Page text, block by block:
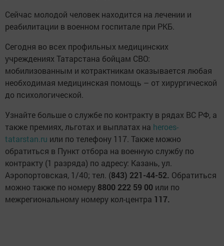
Сейчас молодой человек находится на лечении и
реабилитации в военном госпитале при РКБ.
Сегодня во всех профильных медицинских
учреждениях Татарстана бойцам СВО:
мобилизованным и котрактникам оказывается любая
необходимая медицинская помощь – от хирургической
до психологической.
Узнайте больше о службе по контракту в рядах ВС РФ, а
также премиях, льготах и выплатах на heroes-
tatarstan.ru или по телефону 117. Также можно
обратиться в Пункт отбора на военную службу по
контракту (1 разряда) по адресу: Казань, ул.
Аэропортовская, 1/40; тел. (843) 221-44-52. Обратиться
можно также по номеру 8800 222 59 00 или по
межрегиональному номеру кол-центра 117.